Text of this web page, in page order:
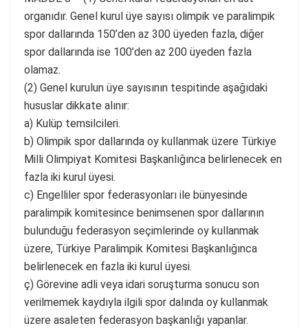
organıdır. Genel kurul üye sayısı olimpik ve paralimpik
spor dallarında 150’den az 300 üyeden fazla, diğer
spor dallarında ise 100’den az 200 üyeden fazla
olamaz.
(2) Genel kurulun üye sayısının tespitinde aşağıdaki
hususlar dikkate alınır:
a) Kulüp temsilcileri.
b) Olimpik spor dallarında oy kullanmak üzere Türkiye
Milli Olimpiyat Komitesi Başkanlığınca belirlenecek en
fazla iki kurul üyesi.
c) Engelliler spor federasyonları ile bünyesinde
paralimpik komitesince benimsenen spor dallarının
bulunduğu federasyon seçimlerinde oy kullanmak
üzere, Türkiye Paralimpik Komitesi Başkanlığınca
belirlenecek en fazla iki kurul üyesi.
ç) Görevine adli veya idari soruşturma sonucu son
verilmemek kaydıyla ilgili spor dalında oy kullanmak
üzere asaleten federasyon başkanlığı yapanlar.